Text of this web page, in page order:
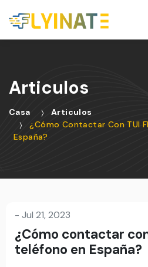
Articulos
Casa
Articulos
¿Cómo Contactar Con TUI
España?
- Jul 21, 2023
¿Cómo contactar
teléfono en España?